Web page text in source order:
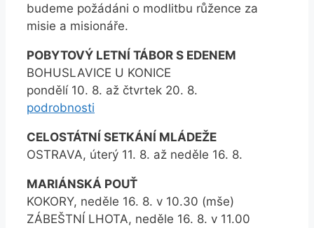
budeme požádáni o modlitbu růžence za
misie a misionáře.
POBYTOVÝ LETNÍ TÁBOR S EDENEM
BOHUSLAVICE U KONICE
pondělí 10. 8. až čtvrtek 20. 8.
podrobnosti
CELOSTÁTNÍ SETKÁNÍ MLÁDEŽE
OSTRAVA, úterý 11. 8. až neděle 16. 8.
MARIÁNSKÁ POUŤ
KOKORY, neděle 16. 8. v 10.30 (mše)
ZÁBEŠTNÍ LHOTA, neděle 16. 8. v 11.00